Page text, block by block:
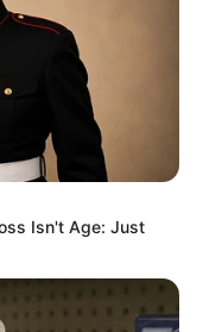
Isn't Age: Just